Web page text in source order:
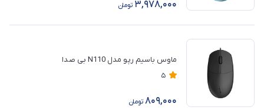
3,978,000 تومان
ماوس باسیم رپو مدل N110 بی صدا
5
809,000 تومان